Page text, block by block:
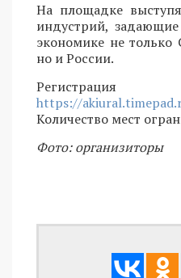
На площадке
индустрий,
экономике не только
но и России.
https://
Количество мест
Фото: организиторы